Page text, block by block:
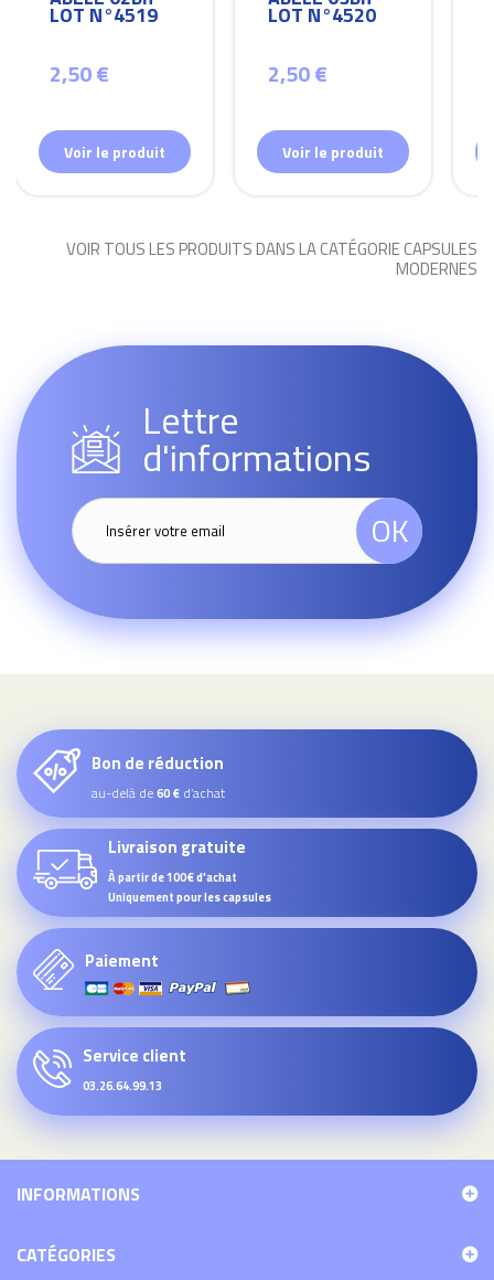
LOT N°4519
2,50 €
Voir le produit
LOT N°4520
2,50 €
Voir le produit
VOIR TOUS LES PRODUITS DANS LA CATÉGORIE CAPSULES
MODERNES
Lettre
d'informations
OK
Bon de réduction
au-delà de60 € d’achat
Livraison gratuite
À partir de 100€ d'achat
Uniquement pour les capsules
Paiement
Service client
03.26.64.99.13
INFORMATIONS
CATÉGORIES